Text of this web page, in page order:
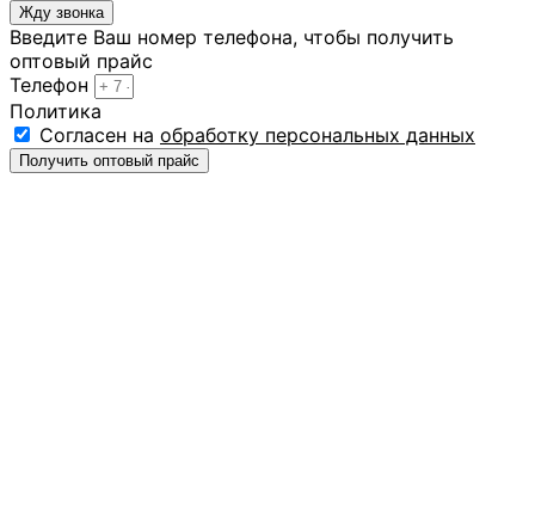
Жду звонка
Введите Ваш номер телефона, чтобы получить
оптовый прайс
Телефон
Политика
Cогласен на обработку персональных данных
Получить оптовый прайс